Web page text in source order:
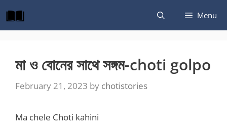
to
content
Menu
মা ও বোনের সাথে সঙ্গম-choti golpo
February 21, 2023 by chotistories
Ma chele Choti kahini